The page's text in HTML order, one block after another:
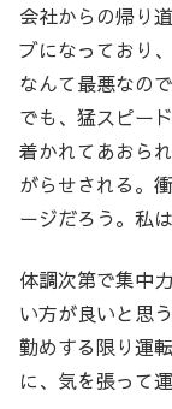
会社からの帰り
ブになっており
なんて最悪なの
でも、猛スピー
着かれてあおら
がらせされる。
ージだろう。私
体調次第で集中
い方が良いと思
勤めする限り運
に、気を張って